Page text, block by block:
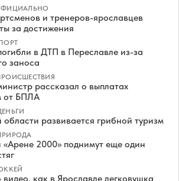
и тренеров-ярославцев
за достижения
в ДТП в Переславле из-за
заноса
рассказал о выплатах
от БПЛА
области развивается грибной туризм
«Арене 2000» поднимут еще один
как в Ярославле легковушка